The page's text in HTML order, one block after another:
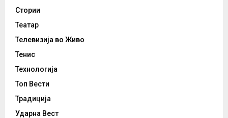
Стории
Театар
Телевизија во Живо
Тенис
Технологија
Топ Вести
Традиција
Ударна Вест